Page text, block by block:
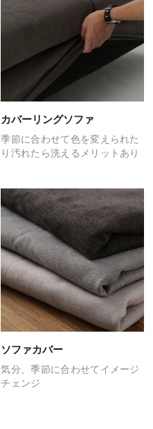
カバーリングソファ
季節に合わせて色を変えられた
り 汚れたら洗えるメリットあり
ソファカバー
気分、季節に合わせて イメージ
チェンジ